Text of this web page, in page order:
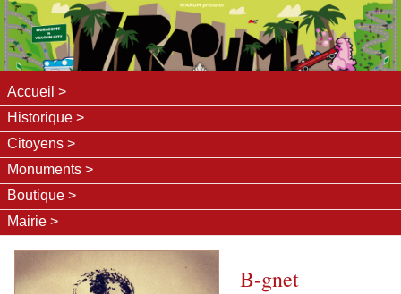
Accueil
Historique
Citoyens
Monuments
Boutique
Mairie
B-gnet